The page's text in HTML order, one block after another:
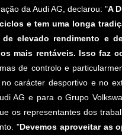
da Audi AG, declarou: "A
e tem uma longa
de elevado rendimento e
mais rentáveis. Isso faz
de controlo e
no carácter desportivo e no
AG e para o Grupo
os representantes dos
"Devemos aproveitar as